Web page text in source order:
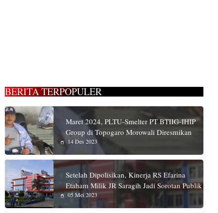
BERITA TERPOPULER
Maret 2024, PLTU-Smelter PT BTIIG-IHIP
Group di Topogaro Morowali Diresmikan
14 Des 2023
Setelah Dipolisikan, Kinerja RS Efarina
Etaham Milik JR Saragih Jadi Sorotan Publik
05 Mei 2023